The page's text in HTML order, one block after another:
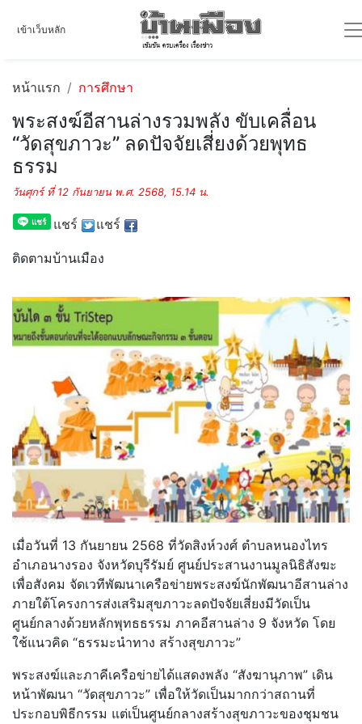
เข้าเว็บหลัก
หน้าแรก การศึกษา
พระสงฆ์อีสานล่างรวมพลัง ขับเคลื่อน
“วัดสุขภาวะ” ลดปัจจัยเสี่ยงด้วยพุทธ
ธรรม
วันศุกร์ ที่ 12 กันยายน พ.ศ. 2568, 15.14 น.
แชร์ แชร์
ติดตามบ้านเมือง
เมื่อวันที่ 13 กันยายน 2568 ที่วัดสิงห์วงศ์ ตำบลหนองไทร
อำเภอนางรอง จังหวัดบุรีรัมย์ ศูนย์ประสานงานมูลนิธิสังฆะ
เพื่อสังคม จัดเวทีพัฒนาเครือข่ายพระสงฆ์นักพัฒนาอีสานล่าง
ภายใต้โครงการส่งเสริมสุขภาวะลดปัจจัยเสี่ยงมีวัดเป็น
ศูนย์กลางด้วยหลักพุทธธรรม ภาคอีสานล่าง 9 จังหวัด โดย
ใช้แนวคิด “ธรรมะนำทาง สร้างสุขภาวะ”
พระสงฆ์และภาคีเครือข่ายได้แสดงพลัง “สังฆานุภาพ” เดิน
หน้าพัฒนา “วัดสุขภาวะ” เพื่อให้วัดเป็นมากกว่าสถานที่
ประกอบพิธีกรรม แต่เป็นศูนย์กลางสร้างสุขภาวะของชุมชน